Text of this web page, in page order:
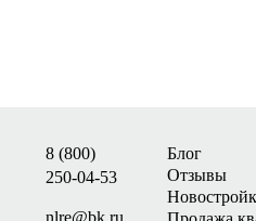
8 (800)
250-04-53
nlre@bk.ru
Блог
Отзывы